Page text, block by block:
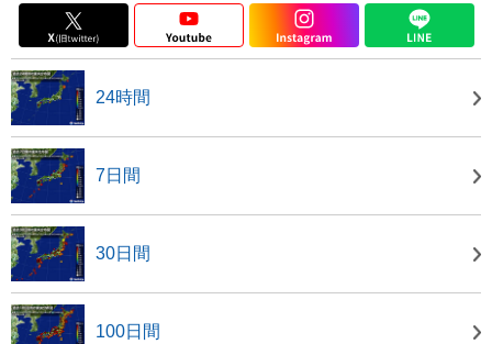
24時間
7日間
30日間
100日間